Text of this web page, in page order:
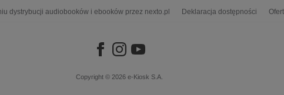
dystrybucji audiobooków i ebooków przez nexto.pl Deklaracja dostępności
Copyright © 2026 e-Kiosk S.A.